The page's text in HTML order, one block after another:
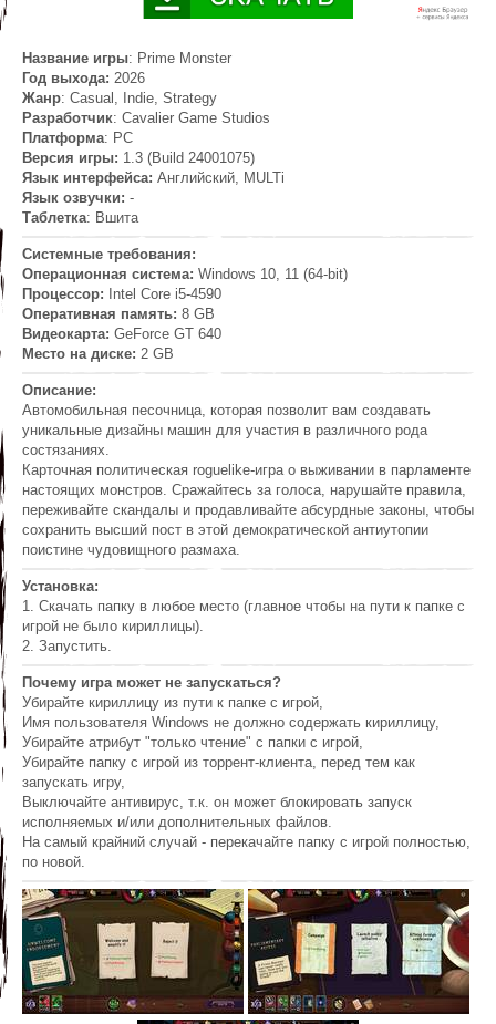
Название игры: Prime Monster
Год выхода: 2026
Жанр: Casual, Indie, Strategy
Разработчик: Cavalier Game Studios
Платформа: PC
Версия игры: 1.3 (Build 24001075)
Язык интерфейса: Английский, MULTi
Язык озвучки: -
Таблетка: Вшита
Системные требования:
Операционная система: Windows 10, 11 (64-bit)
Процессор: Intel Core i5-4590
Оперативная память: 8 GB
Видеокарта: GeForce GT 640
Место на диске: 2 GB
Описание:
Автомобильная песочница, которая позволит вам создавать
уникальные дизайны машин для участия в различного рода
состязаниях.
Карточная политическая roguelike-игра о выживании в парламенте
настоящих монстров. Сражайтесь за голоса, нарушайте правила,
переживайте скандалы и продавливайте абсурдные законы, чтобы
сохранить высший пост в этой демократической антиутопии
поистине чудовищного размаха.
Установка:
1. Скачать папку в любое место (главное чтобы на пути к папке с
игрой не было кириллицы).
2. Запустить.
Почему игра может не запускаться?
Убирайте кириллицу из пути к папке с игрой,
Имя пользователя Windows не должно содержать кириллицу,
Убирайте атрибут "только чтение" с папки с игрой,
Убирайте папку с игрой из торрент-клиента, перед тем как
запускать игру,
Выключайте антивирус, т.к. он может блокировать запуск
исполняемых и/или дополнительных файлов.
На самый крайний случай - перекачайте папку с игрой полностью,
по новой.